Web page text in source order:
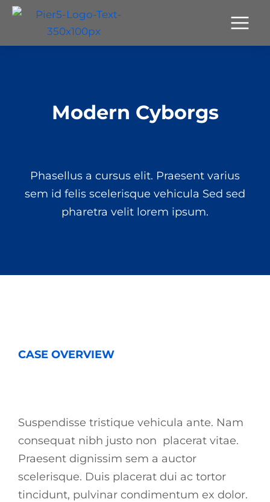
Modern Cyborgs
Phasellus a cursus elit. Praesent varius
sem id felis scelerisque vehicula Sed sed
pharetra velit lorem ipsum.
CASE OVERVIEW
Suspendisse tristique vehicula ante. Nam
consequat nibh justo non placerat vitae.
Praesent dignissim sem a auctor
scelerisque. Duis placerat dui ac tortor
tincidunt, pulvinar condimentum ex dolor.